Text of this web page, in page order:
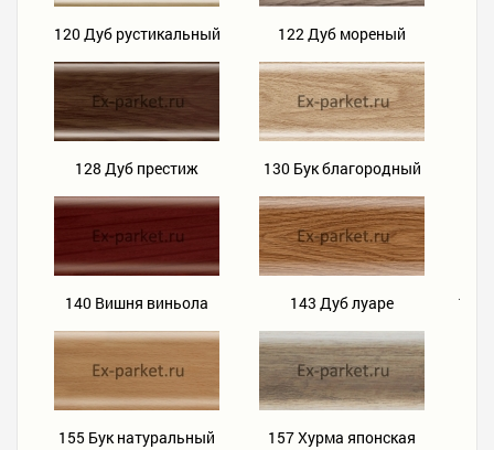
120 Дуб рустикальный 122 Дуб мореный
128 Дуб престиж 130 Бук благородный
140 Вишня виньола 143 Дуб луаре 144
155 Бук натуральный 157 Хурма японская